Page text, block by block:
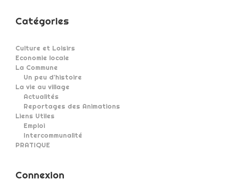
Catégories
Culture et Loisirs
Economie locale
La Commune
Un peu d'histoire
La vie au village
Actualités
Reportages des Animations
Liens Utiles
Emploi
Intercommunalité
PRATIQUE
Connexion